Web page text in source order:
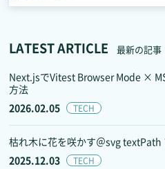
LATEST ARTICLE 最新の記事
2026.02.05 TECH
Next.jsでVitest Browser Mode ×
方法
2025.12.03 TECH
枯れ木に花を咲かす＠svg textPath